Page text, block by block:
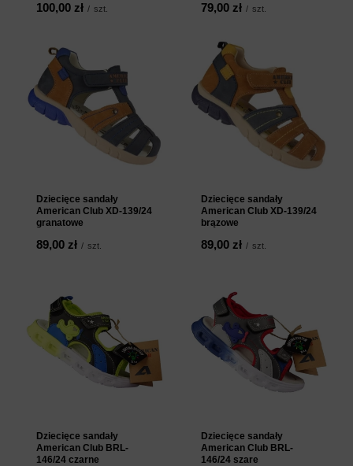
100,00 zł / szt. 79,00 zł / szt.
Dziecięce sandały
American Club XD-139/24
granatowe
89,00 zł / szt.
Dziecięce sandały
American Club XD-139/24
brązowe
89,00 zł / szt.
Dziecięce sandały
American Club BRL-
146/24 czarne
Dziecięce sandały
American Club BRL-
146/24 szare